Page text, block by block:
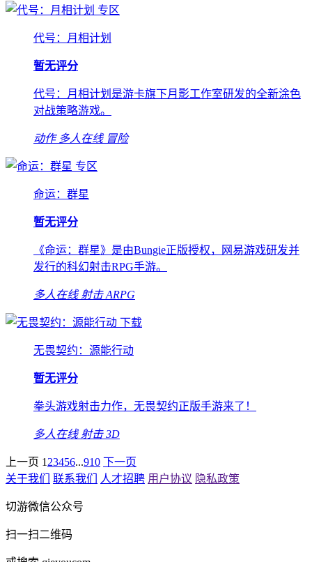
专区
代号：月相计划
暂无评分
代号：月相计划是游卡旗下月影工作室研发的全新涂色
对战策略游戏。
动作 多人在线 冒险
专区
命运：群星
暂无评分
《命运：群星》是由Bungie正版授权，网易游戏研发并
发行的科幻射击RPG手游。
多人在线 射击 ARPG
下载
无畏契约：源能行动
暂无评分
拳头游戏射击力作，无畏契约正版手游来了！
多人在线 射击 3D
上一页 1 23456...910 下一页
关于我们
联系我们 人才招聘 用户协议 隐私政策
切游微信公众号
扫一扫二维码